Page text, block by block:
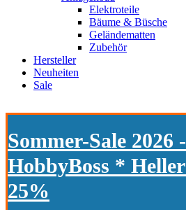
Elektroteile
Bäume & Büsche
Geländematten
Zubehör
Hersteller
Neuheiten
Sale
Sommer-Sale
HobbyBoss *
25%